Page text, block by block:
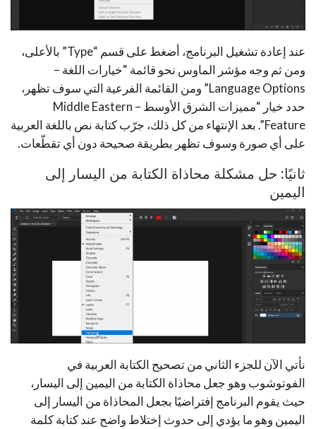
عند إعادة تشغيل البرنامج، أضغط على قسم “Type” بالأعلى،
ومن ثم وجه مؤشر الماوس نحو قائمة “خيارات اللغة –
Language Options” ومن القائمة الفرعية التي سوف تظهر،
حدد خيار “مميزات الشرق الأوسط – Middle Eastern
Feature”. بعد الإنتهاء من كل ذلك، جرّب كتابة نص باللغة العربية
على أي صورة وسوف تظهر بطريقة صحيحة دون أي تقطّعات.
ثانيًا: حل مشكلة محاذاة الكتابة من اليسار إلى
اليمين
نأتي الآن للجزء الثاني من تصحيح الكتابة العربية في
الفوتوشوب وهو جعل محاذاة الكتابة من اليمين إلى اليسار،
حيث يقوم البرنامج إفتراضيًا بجعل المحاذاة من اليسار إلى
اليمين وهو ما يؤدي إلى حدوث إختلاط واضح عند كتابة كلمة